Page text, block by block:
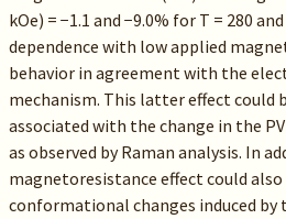
kOe) = −1.1 and −9.0% for T = 280
dependence with low applied
behavior in agreement with the
mechanism. This latter effect could
associated with the change in the
as observed by Raman analysis. In
magnetoresistance effect could also
conformational changes induced by